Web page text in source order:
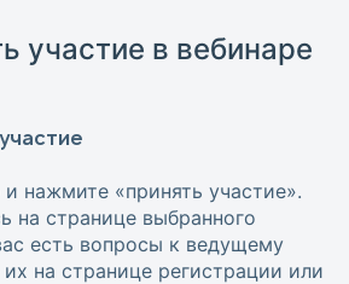
участие в вебинаре
нажмите «принять участие».
на странице выбранного
есть вопросы к ведущему
их на странице регистрации или